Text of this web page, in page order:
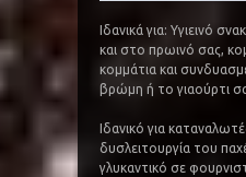
Ιδανικά για: Υγιεινό
και στο πρωινό σας,
κομμάτια και
βρώμη ή το γιαούρτι
Ιδανικό για
δυσλειτουργία του
γλυκαντικό σε